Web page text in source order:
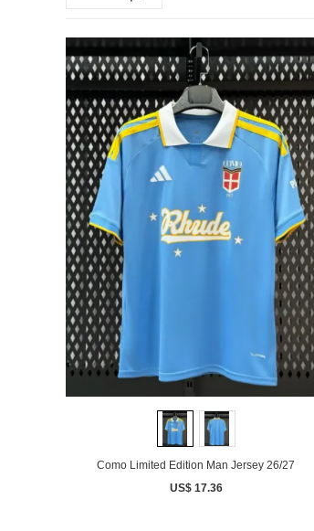
Como Limited Edition Man Jersey 26/27
US$ 17.36